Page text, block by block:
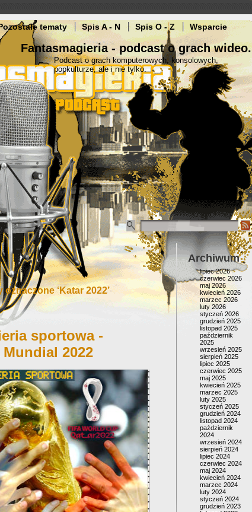
tematy Spis A - N Spis O - Z Wsparcie
Fantasmagieria - podcast o grach wideo.
Podcast o grach komputerowych, konsolowych,
popkulturze, ale i nie tylko.
oznaczone ‘Katar 2022’
sportowa -
2022
Archiwum
lipiec 2026
czerwiec 2026
maj 2026
kwiecień 2026
marzec 2026
luty 2026
styczeń 2026
grudzień 2025
listopad 2025
październik
2025
wrzesień 2025
sierpień 2025
lipiec 2025
czerwiec 2025
maj 2025
kwiecień 2025
marzec 2025
luty 2025
styczeń 2025
grudzień 2024
listopad 2024
październik
2024
wrzesień 2024
sierpień 2024
lipiec 2024
czerwiec 2024
maj 2024
kwiecień 2024
marzec 2024
luty 2024
styczeń 2024
grudzień 2023